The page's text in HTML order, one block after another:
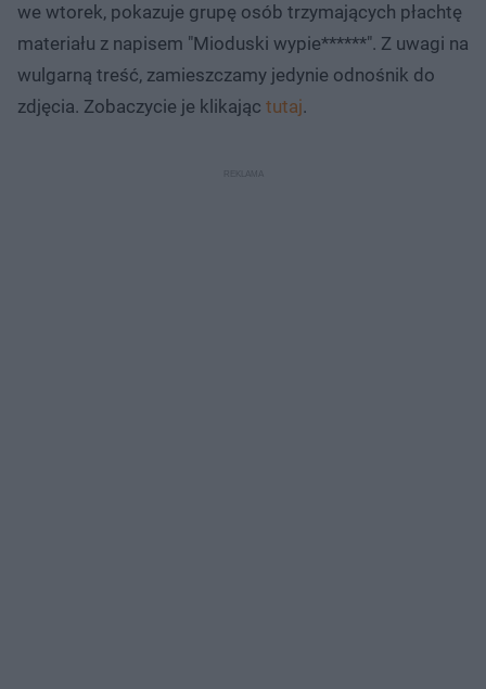
we wtorek, pokazuje grupę osób trzymających płachtę
materiału z napisem "Mioduski wypie******". Z uwagi na
wulgarną treść, zamieszczamy jedynie odnośnik do
zdjęcia. Zobaczycie je klikając tutaj.